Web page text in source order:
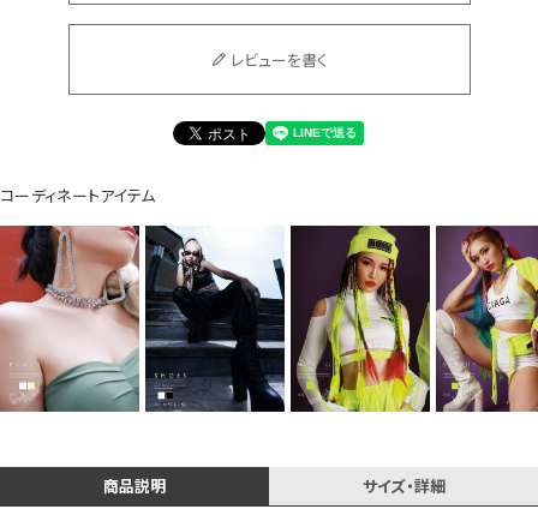
Instagram LIVE items
レビューを書く
コーディネートアイテム
商品説明 サイズ・詳細